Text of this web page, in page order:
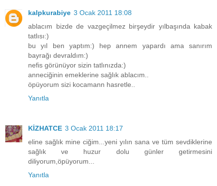
kalpkurabiye 3 Ocak 2011 18:08
ablacım bizde de vazgeçilmez birşeydir yılbaşında kabak
tatlısı:)
bu yıl ben yaptım:) hep annem yapardı ama sanırım
bayrağı devraldım:)
nefis görünüyor sizin tatlınızda:)
anneciğinin emeklerine sağlık ablacım..
öpüyorum sizi kocamann hasretle..
Yanıtla
KİZHATCE 3 Ocak 2011 18:17
eline sağlık mine ciğim...yeni yılın sana ve tüm sevdiklerine
sağlık ve huzur dolu günler getirmesini
diliyorum,öpüyorum...
Yanıtla